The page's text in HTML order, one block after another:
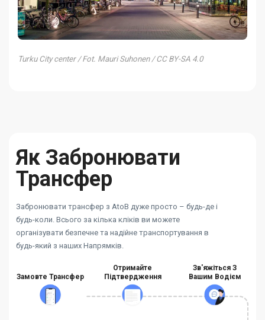
Turku City center / Fot. Mauri Suhonen / CC BY-SA 4.0
Як Забронювати
Трансфер
Забронювати трансфер з AtoB дуже просто – будь-де і
будь-коли. Всього за кілька кліків ви можете
організувати безпечне та надійне транспортування в
будь-який з наших Напрямків.
Замовте Трансфер
Отримайте
Підтвердження
Зв'яжіться З
Вашим Водієм